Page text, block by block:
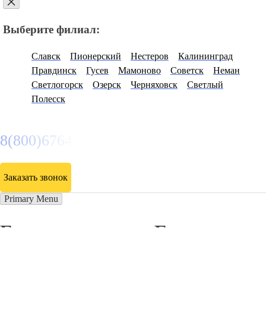
Выберите филиал:
Славск Пионерский Нестеров
Калининград
Правдинск
Гусев Мамоново Советск
Неман
Светлогорск
Озерск Черняховск
Светлый
Полесск
8(800)6764935
Заказать звонок
Primary Menu
Грузоперевозки в Гурьевске